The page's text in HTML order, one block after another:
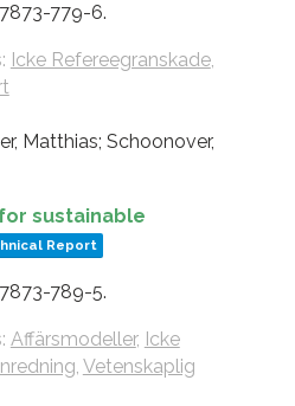
779-6.
Icke Refereegranskade,
Matthias; Schoonover,
sustainable
Report
789-5.
Affärsmodeller, Icke
, Vetenskaplig